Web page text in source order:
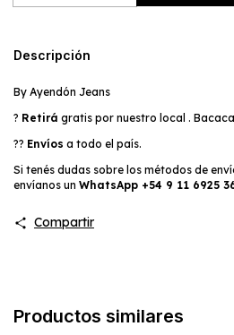
Descripción
By Ayendón Jeans
? Retirá gratis por nuestro local .
?? Envíos a todo el país.
Si tenés dudas sobre los métodos de
envíanos un WhatsApp +54 9 11 6925
Compartir
Productos similares